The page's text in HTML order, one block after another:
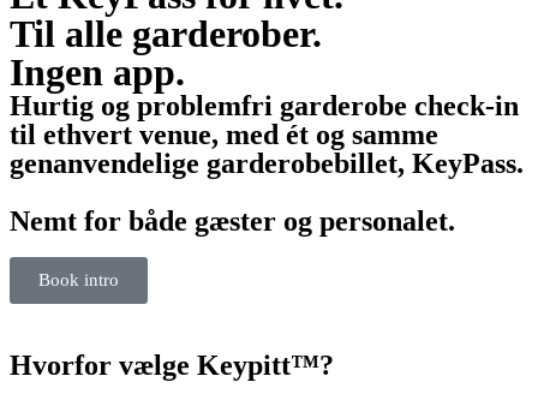
Til alle garderober.
Ingen app.
Hurtig og problemfri garderobe check-in
til ethvert venue, med ét og samme
genanvendelige garderobebillet, KeyPass.
Nemt for både gæster og personalet.
Book intro
Hvorfor vælge Keypitt™?